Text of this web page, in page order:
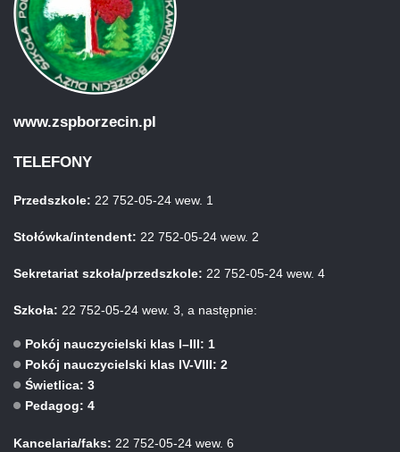
www.zspborzecin.pl
TELEFONY
Przedszkole: 22 752-05-24 wew. 1
Stołówka/intendent: 22 752-05-24 wew. 2
Sekretariat szkoła/przedszkole: 22 752-05-24 wew. 4
Szkoła: 22 752-05-24 wew. 3, a następnie:
Pokój nauczycielski klas I–III: 1
Pokój nauczycielski klas IV-VIII: 2
Świetlica: 3
Pedagog: 4
Kancelaria/faks: 22 752-05-24 wew. 6